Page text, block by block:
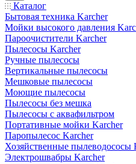
Каталог
Бытовая техника Karcher
Мойки высокого давления
Пароочистители Karcher
Пылесосы Karcher
Ручные пылесосы
Вертикальные пылесосы
Мешковые пылесосы
Моющие пылесосы
Пылесосы без мешка
Пылесосы с аквафильтром
Портативные мойки Karcher
Паропылесос Karcher
Хозяйственные пылеводососы
Электрошвабры Karcher